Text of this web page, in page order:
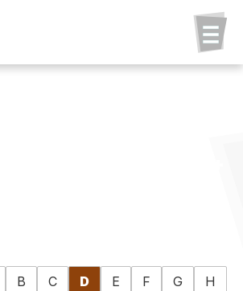
B C D E F G
H